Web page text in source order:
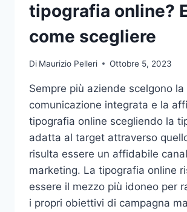
tipografia online?
come scegliere
Di Maurizio Pelleri Ottobre 5, 2023
Sempre più aziende scelgono la
comunicazione integrata e la
tipografia online scegliendo la
adatta al target attraverso
risulta essere un affidabile
marketing. La tipografia online
essere il mezzo più idoneo per
i propri obiettivi di campagna